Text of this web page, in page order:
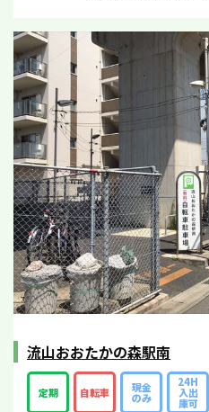
流山おおたかの森駅南
定期 自転車 現金
のみ
24H
入出
庫可